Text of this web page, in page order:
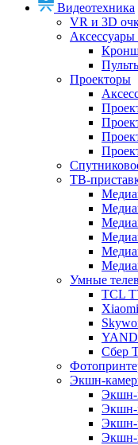
Видеотехника
VR и 3D
Проекторы
ТВ-
Умные
TCL
Сбер
Экшн-
Экшн-
Экшн-
Экшн-
Экшн-